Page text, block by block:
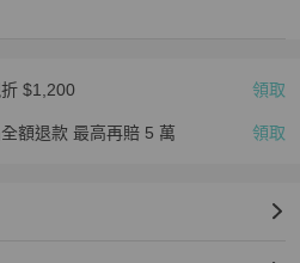
著效果請參考尺寸表與自身體型搭
工檢查與包裝，請安心選購。
折 $1,200 領取
額退款 最高再賠 5 萬 領取